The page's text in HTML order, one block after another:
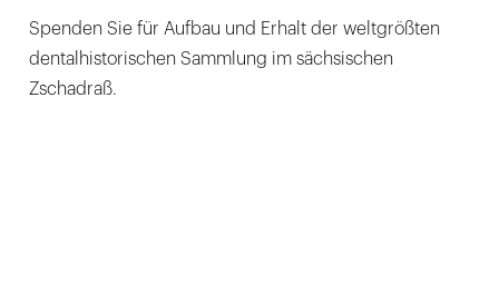
Spenden Sie für Aufbau und Erhalt der weltgrößten
dentalhistorischen Sammlung im sächsischen
Zschadraß.